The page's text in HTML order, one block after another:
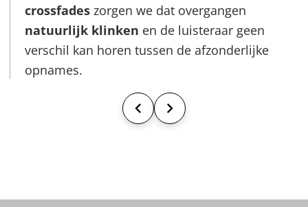
crossfades zorgen we dat overgangen
natuurlijk klinken en de luisteraar geen
verschil kan horen tussen de afzonderlijke
opnames.